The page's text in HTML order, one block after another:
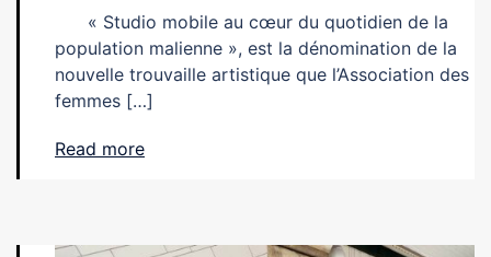
« Studio mobile au cœur du quotidien de la
population malienne », est la dénomination de la
nouvelle trouvaille artistique que l’Association des
femmes […]
Read more